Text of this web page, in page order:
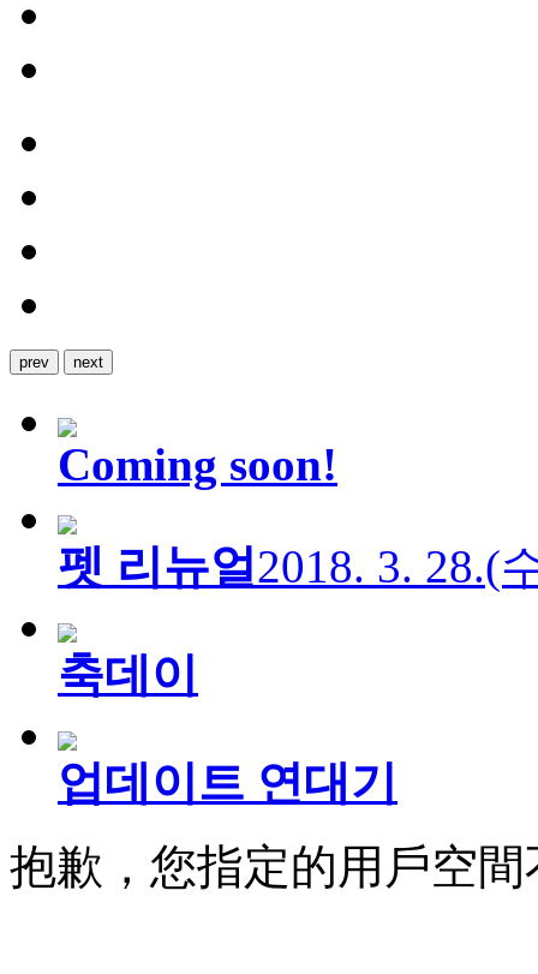
prev next
Coming soon!
펫 리뉴얼2018. 3. 28.(
축데이
업데이트 연대기
抱歉，您指定的用戶空間